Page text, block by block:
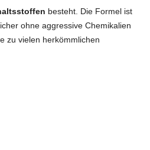
besteht. Die Formel ist
ohne aggressive Chemikalien
zu vielen herkömmlichen